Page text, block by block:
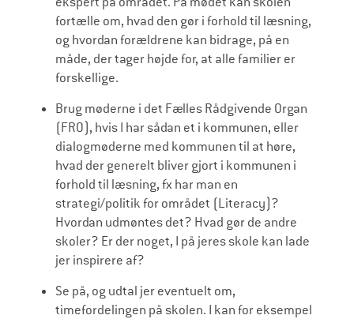
fortælle om, hvad den gør i forhold til læsning,
og hvordan forældrene kan bidrage, på en
måde, der tager højde for, at alle familier er
forskellige.
Brug møderne i det Fælles Rådgivende Organ
(FRO), hvis I har sådan et i kommunen, eller
dialogmøderne med kommunen til at høre,
hvad der generelt bliver gjort i kommunen i
forhold til læsning, fx har man en
strategi/politik for området (Literacy)?
Hvordan udmøntes det? Hvad gør de andre
skoler? Er der noget, I på jeres skole kan lade
jer inspirere af?
Se på, og udtal jer eventuelt om,
timefordelingen på skolen. I kan for eksempel